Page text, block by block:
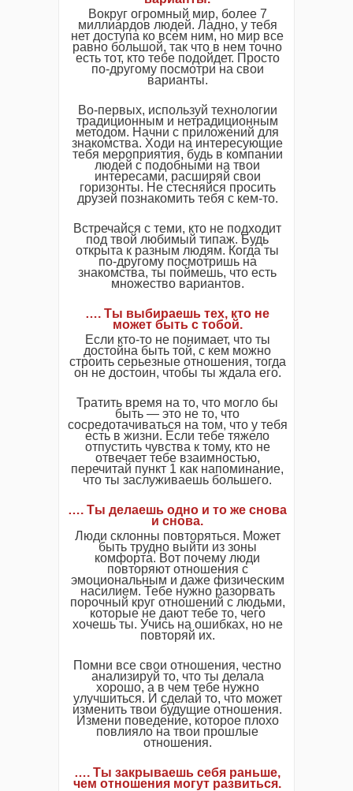
Вокруг огромный мир, более 7
миллиардов людей. Ладно, у тебя
нет доступа ко всем ним, но мир все
равно большой, так что в нем точно
есть тот, кто тебе подойдет. Просто
по-другому посмотри на свои
варианты.
Во-первых, используй технологии
традиционным и нетрадиционным
методом. Начни с приложений для
знакомства. Ходи на интересующие
тебя мероприятия, будь в компании
людей с подобными на твои
интересами, расширяй свои
горизонты. Не стесняйся просить
друзей познакомить тебя с кем-то.
Встречайся с теми, кто не подходит
под твой любимый типаж. Будь
открыта к разным людям. Когда ты
по-другому посмотришь на
знакомства, ты поймешь, что есть
множество вариантов.
…. Ты выбираешь тех, кто не
может быть с тобой.
Если кто-то не понимает, что ты
достойна быть той, с кем можно
строить серьезные отношения, тогда
он не достоин, чтобы ты ждала его.
Тратить время на то, что могло бы
быть — это не то, что
сосредотачиваться на том, что у тебя
есть в жизни. Если тебе тяжело
отпустить чувства к тому, кто не
отвечает тебе взаимностью,
перечитай пункт 1 как напоминание,
что ты заслуживаешь большего.
…. Ты делаешь одно и то же снова
и снова.
Люди склонны повторяться. Может
быть трудно выйти из зоны
комфорта. Вот почему люди
повторяют отношения с
эмоциональным и даже физическим
насилием. Тебе нужно разорвать
порочный круг отношений с людьми,
которые не дают тебе то, чего
хочешь ты. Учись на ошибках, но не
повторяй их.
Помни все свои отношения, честно
анализируй то, что ты делала
хорошо, а в чем тебе нужно
улучшиться. И сделай то, что может
изменить твои будущие отношения.
Измени поведение, которое плохо
повлияло на твои прошлые
отношения.
…. Ты закрываешь себя раньше,
чем отношения могут развиться.